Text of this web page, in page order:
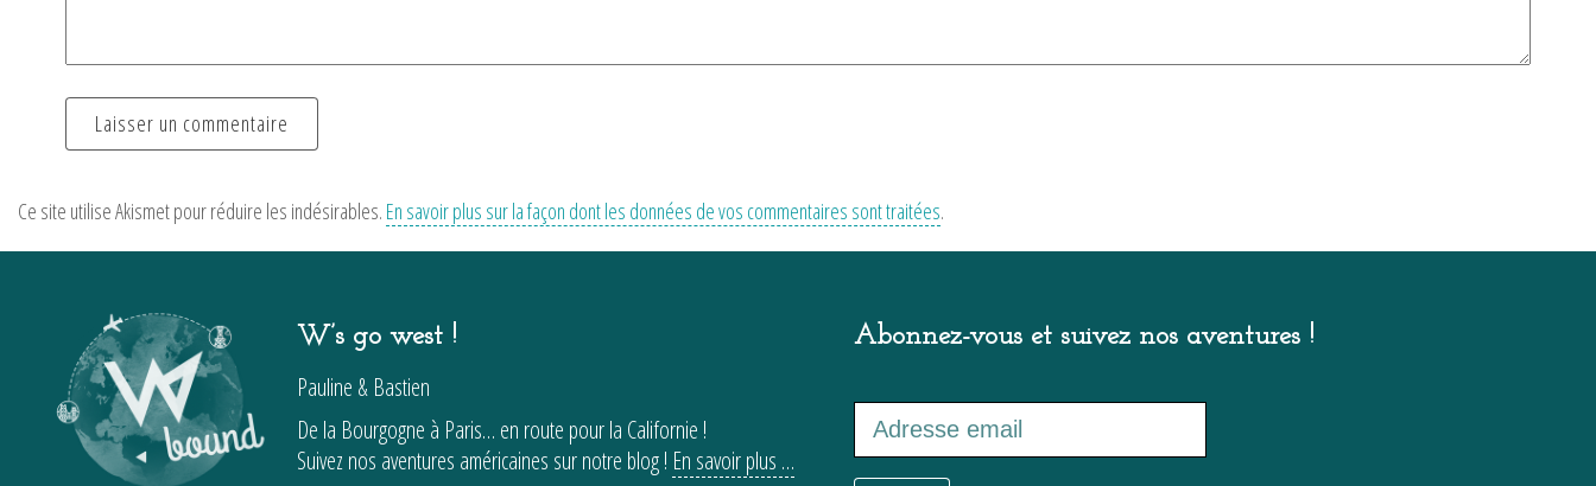
Ce site utilise Akismet pour réduire les indésirables. En savoir plus sur la façon dont les données de vos commentaires sont traitées.
W’s go west !
Pauline & Bastien
De la Bourgogne à Paris… en route pour la Californie !
Suivez nos aventures américaines sur notre blog ! En savoir plus …
Abonnez-vous et suivez nos aventures !